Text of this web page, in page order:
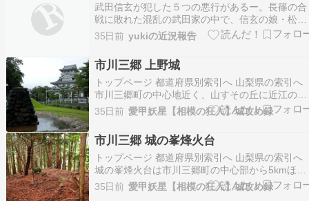
武田信玄が犯した５つの悪行があるー。長篠の合
戦に敗れた混乱の武田家の中で、信玄の娘・松姫
は兄・勝頼からその事実を明かされる。父は悪
か、それとも、正義か。真実を求め、松姫は馬に
乗る。かつての父を知る人々によって彼女が辿り
着いたのは、誰も知らない父の真の姿だった。内
容（「BOOK」デ…
35日前 yukiの近況報告
市川三郷 上野城
トップページ 都道府県別索引へ 山梨県の索引へ
市川三郷町の中心地近く、山すその丘に近江の長
浜城っぽい模擬天守がでんと構える、歌舞伎文化
公園。 ここには戦国時代、武田信玄の異母弟の
条信龍が上野城を構えていた。そして武田家麾下
にあった堀越氏が後北条氏との戦いで戦功をあげ
てこの地…
35日前 愛甲妖星【相模の狂人】城攻め録
市川三郷 城の峯烽火台
トップページ 都道府県別索引へ 山梨県の索引へ
城の峯烽火台は市川三郷町の中心部から5kmほど
南の山中、県道414号が越える堀切峠の脇にあ
る。もっと南西にある城山烽火台と混同されがち
35日前 愛甲妖星【相模の狂人】城攻め録